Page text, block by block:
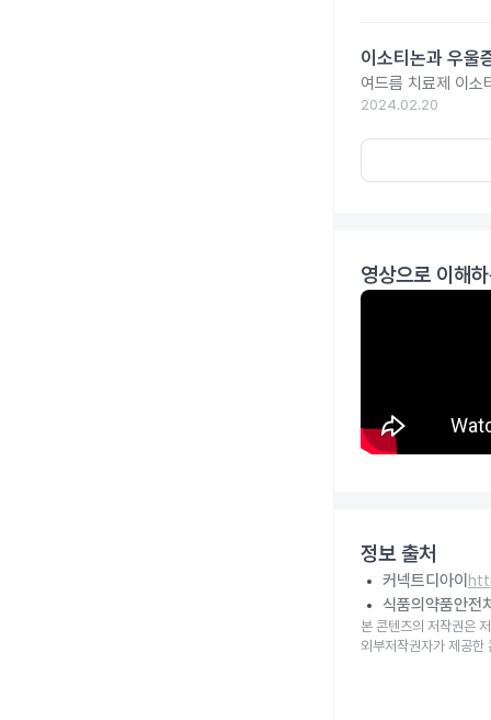
이소티논과 우울
여드름 치료제 이소
2024.02.20
영상으로 이해
정보 출처
커넥트디아이
식품의약품안전
본 콘텐츠의 저작권은
외부저작권자가 제공한